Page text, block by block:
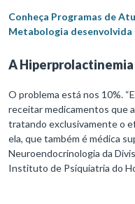
Conheça Programas de
Metabologia desenvolvida
A Hiperprolactinemia
O problema está nos 10%.
receitar medicamentos que
tratando exclusivamente o
ela, que também é médica
Neuroendocrinologia da
Instituto de Psiquiatria do